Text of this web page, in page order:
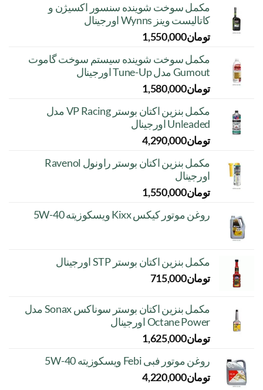
مکمل سوخت شوینده سنسور اکسیژن و
کاتالیست وینز Wynns اورجینال
تومان1,550,000
مکمل سوخت شوینده سیستم سوخت گاموت
Gumout مدل Tune-Up اورجینال
تومان1,580,000
مکمل بنزین اکتان بوستر VP Racing مدل
Unleaded اورجینال
تومان4,290,000
مکمل بنزین اکتان بوستر راونول Ravenol
اورجینال
تومان1,550,000
روغن موتور کیکس Kixx ویسکوزیته 5W-40
مکمل بنزین اکتان بوستر STP اورجینال
تومان715,000
مکمل بنزین اکتان بوستر سوناکس Sonax مدل
Octane Power اورجینال
تومان1,625,000
روغن موتور فبی Febi ویسکوزیته 5W-40
تومان4,220,000